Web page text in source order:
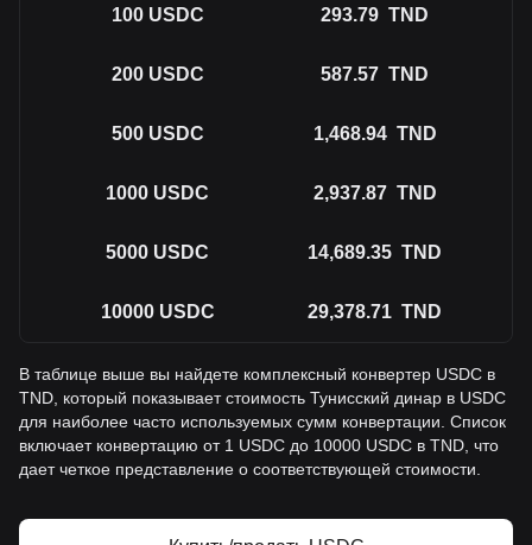
100 USDC 293.79 TND
200 USDC 587.57 TND
500 USDC 1,468.94 TND
1000 USDC 2,937.87 TND
5000 USDC 14,689.35 TND
10000 USDC 29,378.71 TND
В таблице выше вы найдете комплексный конвертер USDC в
TND, который показывает стоимость Тунисский динар в USDC
для наиболее часто используемых сумм конвертации. Список
включает конвертацию от 1 USDC до 10000 USDC в TND, что
дает четкое представление о соответствующей стоимости.